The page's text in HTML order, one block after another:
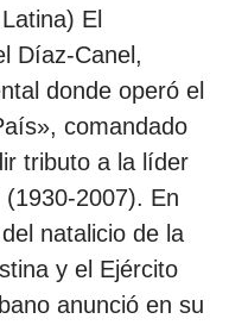
El
Díaz-Canel,
donde operó el
comandado
tributo a la líder
2007). En
natalicio de la
y el Ejército
anunció en su